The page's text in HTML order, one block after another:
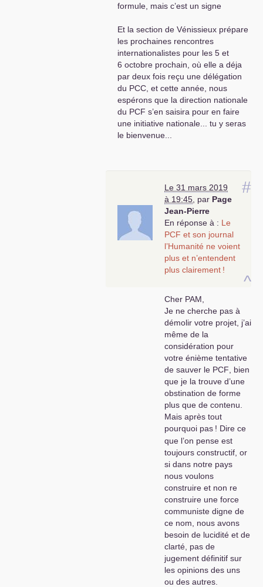
formule, mais c’est un signe
Et la section de Vénissieux prépare
les prochaines rencontres
internationalistes pour les 5 et
6 octobre prochain, où elle a déja
par deux fois reçu une délégation
du PCC , et cette année, nous
espérons que la direction nationale
du PCF s’en saisira pour en faire
une initiative nationale... tu y seras
le bienvenue...
#
^
Le 31 mars 2019
à 19:45 par Page
Jean-Pierre
En réponse à : Le
PCF et son journal
l’Humanité ne voient
plus et n’entendent
plus clairement !
Cher PAM
Je ne cherche pas à
démolir votre projet, j’ai
même de la
considération pour
votre énième tentative
de sauver le PCF , bien
que je la trouve d’une
obstination de forme
plus que de contenu.
Mais après tout
pourquoi pas ! Dire ce
que l’on pense est
toujours constructif, or
si dans notre pays
nous voulons
construire et non re
construire une force
communiste digne de
ce nom, nous avons
besoin de lucidité et de
clarté, pas de
jugement définitif sur
les opinions des uns
ou des autres.